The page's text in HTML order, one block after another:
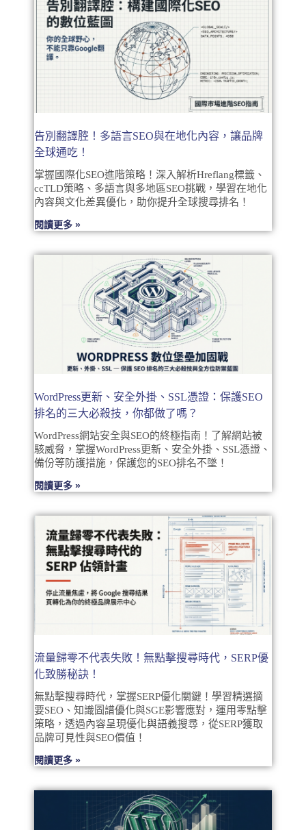
告別翻譯腔！多語言SEO與在地化內容，讓品牌
全球通吃！
掌握國際化SEO進階策略！深入解析Hreflang標籤、
ccTLD策略、多語言與多地區SEO挑戰，學習在地化
內容與文化差異優化，助你提升全球搜尋排名！
閱讀更多 »
WordPress更新、安全外掛、SSL憑證：保護SEO
排名的三大必殺技，你都做了嗎？
WordPress網站安全與SEO的終極指南！了解網站被
駭威脅，掌握WordPress更新、安全外掛、SSL憑證、
備份等防護措施，保護您的SEO排名不墜！
閱讀更多 »
流量歸零不代表失敗！無點擊搜尋時代，SERP優
化致勝秘訣！
無點擊搜尋時代，掌握SERP優化關鍵！學習精選摘
要SEO、知識圖譜優化與SGE影響應對，運用零點擊
策略，透過內容呈現優化與語義搜尋，從SERP獲取
品牌可見性與SEO價值！
閱讀更多 »